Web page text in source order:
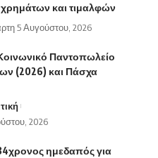
και τιμαλφών
5 Αυγούστου, 2026
Παντοπωλείο
(2026) και Πάσχα
2026
ημεδαπός για